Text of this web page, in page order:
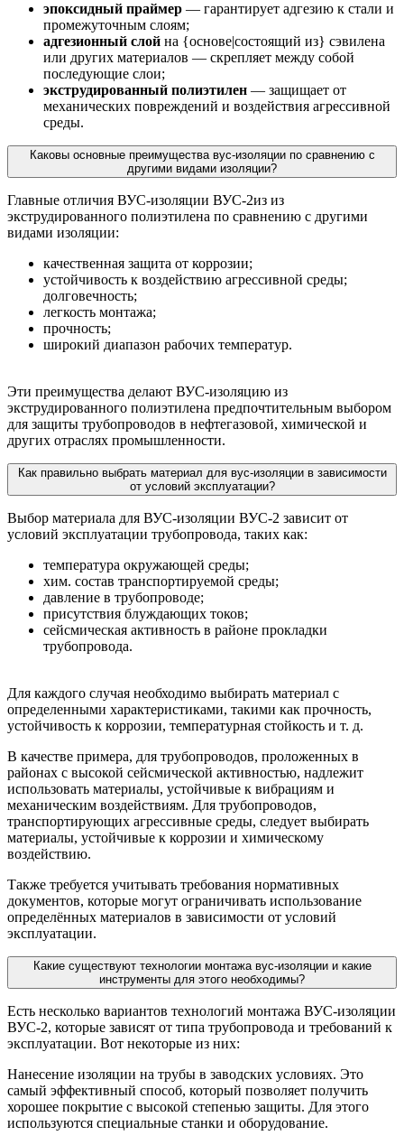
эпоксидный праймер — гарантирует адгезию к стали и
промежуточным слоям;
адгезионный слой на {основе|состоящий из} сэвилена
или других материалов — скрепляет между собой
последующие слои;
экструдированный полиэтилен — защищает от
механических повреждений и воздействия агрессивной
среды.
Каковы основные преимущества вус-изоляции по сравнению с
другими видами изоляции?
Главные отличия ВУС-изоляции ВУС-2из из
экструдированного полиэтилена по сравнению с другими
видами изоляции:
качественная защита от коррозии;
устойчивость к воздействию агрессивной среды;
долговечность;
легкость монтажа;
прочность;
широкий диапазон рабочих температур.
Эти преимущества делают ВУС-изоляцию из
экструдированного полиэтилена предпочтительным выбором
для защиты трубопроводов в нефтегазовой, химической и
других отраслях промышленности.
Как правильно выбрать материал для вус-изоляции в зависимости
от условий эксплуатации?
Выбор материала для ВУС-изоляции ВУС-2 зависит от
условий эксплуатации трубопровода, таких как:
температура окружающей среды;
хим. состав транспортируемой среды;
давление в трубопроводе;
присутствия блуждающих токов;
сейсмическая активность в районе прокладки
трубопровода.
Для каждого случая необходимо выбирать материал с
определенными характеристиками, такими как прочность,
устойчивость к коррозии, температурная стойкость и т. д.
В качестве примера, для трубопроводов, проложенных в
районах с высокой сейсмической активностью, надлежит
использовать материалы, устойчивые к вибрациям и
механическим воздействиям. Для трубопроводов,
транспортирующих агрессивные среды, следует выбирать
материалы, устойчивые к коррозии и химическому
воздействию.
Также требуется учитывать требования нормативных
документов, которые могут ограничивать использование
определённых материалов в зависимости от условий
эксплуатации.
Какие существуют технологии монтажа вус-изоляции и какие
инструменты для этого необходимы?
Есть несколько вариантов технологий монтажа ВУС-изоляции
ВУС-2, которые зависят от типа трубопровода и требований к
эксплуатации. Вот некоторые из них:
Нанесение изоляции на трубы в заводских условиях. Это
самый эффективный способ, который позволяет получить
хорошее покрытие с высокой степенью защиты. Для этого
используются специальные станки и оборудование.